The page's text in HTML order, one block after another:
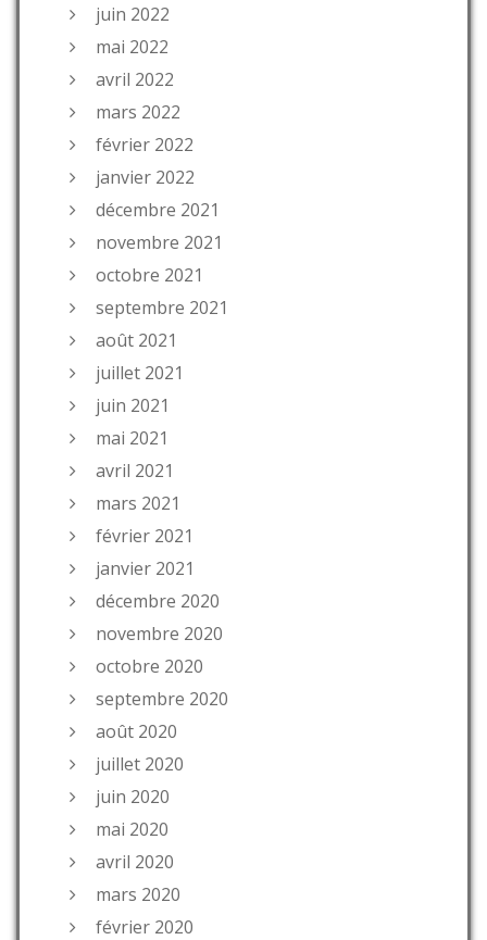
juin 2022
mai 2022
avril 2022
mars 2022
février 2022
janvier 2022
décembre 2021
novembre 2021
octobre 2021
septembre 2021
août 2021
juillet 2021
juin 2021
mai 2021
avril 2021
mars 2021
février 2021
janvier 2021
décembre 2020
novembre 2020
octobre 2020
septembre 2020
août 2020
juillet 2020
juin 2020
mai 2020
avril 2020
mars 2020
février 2020